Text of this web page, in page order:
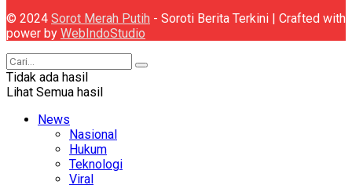
© 2024 Sorot Merah Putih - Soroti Berita Terkini | Crafted with
power by WebIndoStudio
Tidak ada hasil
Lihat Semua hasil
News
Nasional
Hukum
Teknologi
Viral